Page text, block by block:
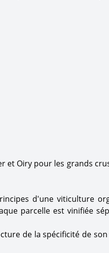
et Oiry pour les grands
d'une viticulture
parcelle est vinifiée
de la spécificité de